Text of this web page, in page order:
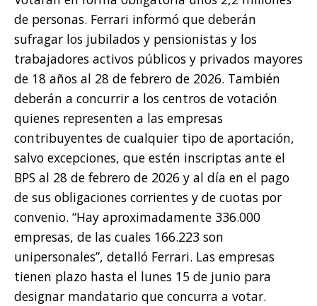
de personas. Ferrari informó que deberán
sufragar los jubilados y pensionistas y los
trabajadores activos públicos y privados mayores
de 18 años al 28 de febrero de 2026. También
deberán a concurrir a los centros de votación
quienes representen a las empresas
contribuyentes de cualquier tipo de aportación,
salvo excepciones, que estén inscriptas ante el
BPS al 28 de febrero de 2026 y al día en el pago
de sus obligaciones corrientes y de cuotas por
convenio. “Hay aproximadamente 336.000
empresas, de las cuales 166.223 son
unipersonales”, detalló Ferrari. Las empresas
tienen plazo hasta el lunes 15 de junio para
designar mandatario que concurra a votar.